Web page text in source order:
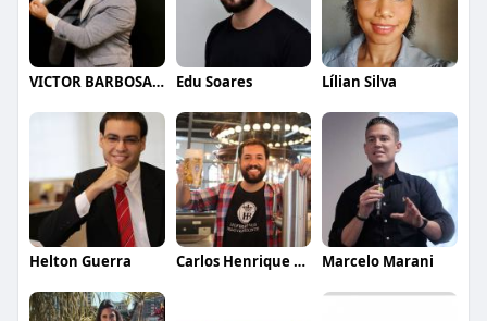
VICTOR BARBOSA QUARANTA Edu Soares Lílian Silva
Helton Guerra Carlos Henrique de Faria Vasconcelos Marcelo Marani